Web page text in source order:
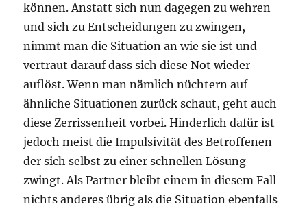
können. Anstatt sich nun dagegen zu wehren
und sich zu Entscheidungen zu zwingen,
nimmt man die Situation an wie sie ist und
vertraut darauf dass sich diese Not wieder
auflöst. Wenn man nämlich nüchtern auf
ähnliche Situationen zurück schaut, geht auch
diese Zerrissenheit vorbei. Hinderlich dafür ist
jedoch meist die Impulsivität des Betroffenen
der sich selbst zu einer schnellen Lösung
zwingt. Als Partner bleibt einem in diesem Fall
nichts anderes übrig als die Situation ebenfalls